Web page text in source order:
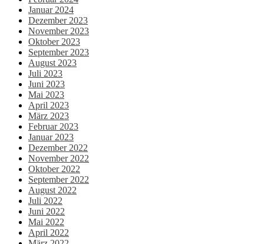
Januar 2024
Dezember 2023
November 2023
Oktober 2023
September 2023
August 2023
Juli 2023
Juni 2023
Mai 2023
April 2023
März 2023
Februar 2023
Januar 2023
Dezember 2022
November 2022
Oktober 2022
September 2022
August 2022
Juli 2022
Juni 2022
Mai 2022
April 2022